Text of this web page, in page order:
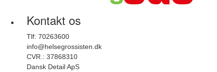
Kontakt os
Tlf: 70263600
info@helsegrossisten.dk
CVR.: 37868310
Dansk Detail ApS